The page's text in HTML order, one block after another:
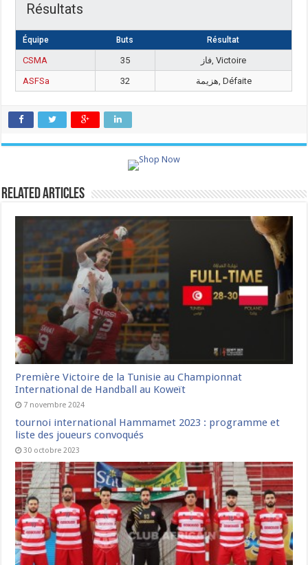
Résultats
Équipe Buts Résultat
CSMA 35
فاز, Victoire
ASFSa
32 هزيمة, Défaite
Related Articles
Première Victoire de la Tunisie au Championnat
International de Handball au Koweït
7 novembre 2024
tournoi international Hammamet 2023 : programme et
liste des joueurs convoqués
30 octobre 2023